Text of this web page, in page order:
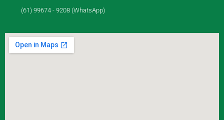
(61) 99674 - 9208 (WhatsApp)